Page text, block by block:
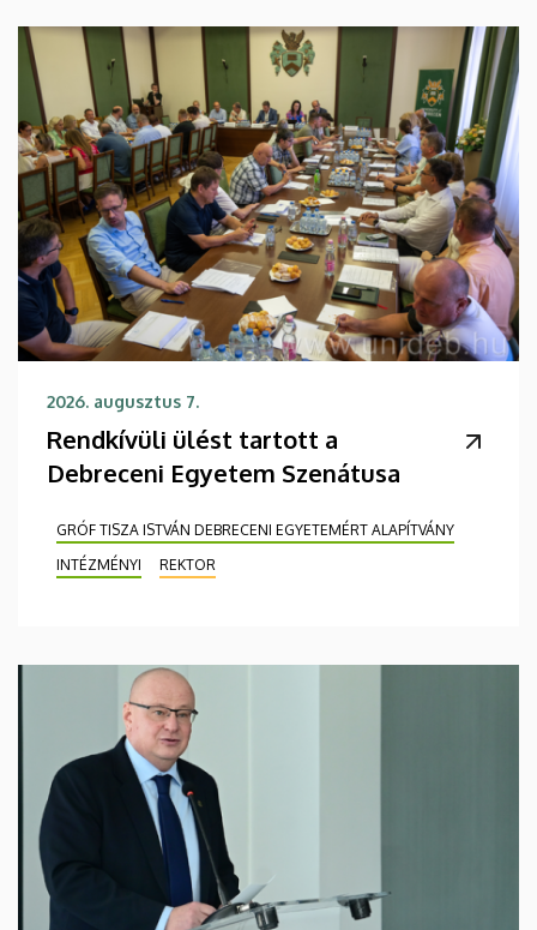
2026. augusztus 7.
Rendkívüli ülést tartott a
Debreceni Egyetem Szenátusa
GRÓF TISZA ISTVÁN DEBRECENI EGYETEMÉRT ALAPÍTVÁNY
INTÉZMÉNYI
REKTOR